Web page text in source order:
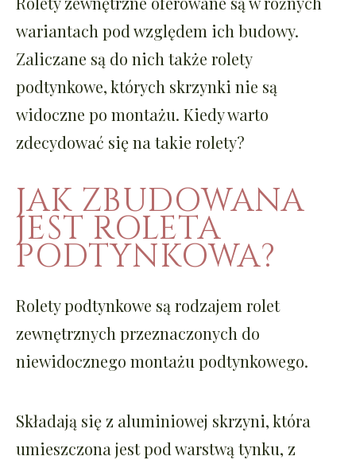
wariantach pod względem ich budowy.
Zaliczane są do nich także rolety
podtynkowe, których skrzynki nie są
widoczne po montażu. Kiedy warto
zdecydować się na takie rolety?
JAK ZBUDOWANA
JEST ROLETA
PODTYNKOWA?
Rolety podtynkowe są rodzajem rolet
zewnętrznych przeznaczonych do
niewidocznego montażu podtynkowego.
Składają się z aluminiowej skrzyni, która
umieszczona jest pod warstwą tynku, z